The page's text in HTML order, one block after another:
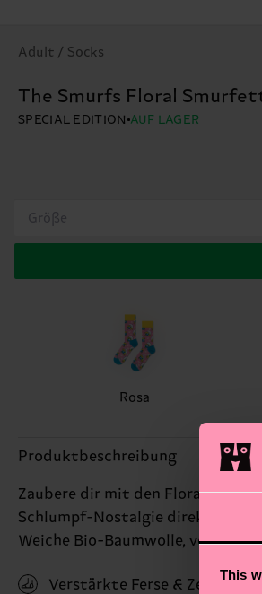
This
Adult / Socks
The Smurfs Floral
SPECIAL EDITION AUF LAGER
Größe
Rosa
Produktbeschreibung
Zaubere dir mit den Floral
Schlumpf-Nostalgie direkt zu dir
Weiche Bio-Baumwolle,
Verstärkte Ferse & Zehen